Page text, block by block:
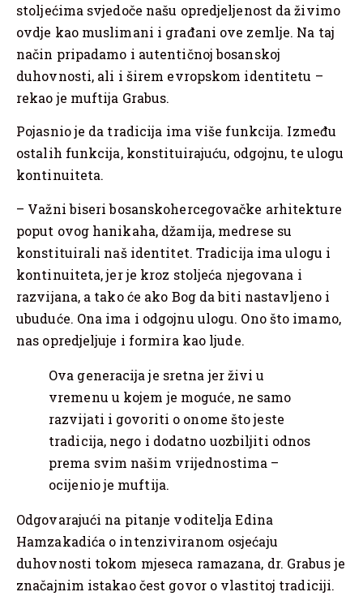
stoljećima svjedoče našu opredjeljenost da živimo
ovdje kao muslimani i građani ove zemlje. Na taj
način pripadamo i autentičnoj bosanskoj
duhovnosti, ali i širem evropskom identitetu –
rekao je muftija Grabus.
Pojasnio je da tradicija ima više funkcija. Između
ostalih funkcija, konstituirajuću, odgojnu, te ulogu
kontinuiteta.
– Važni biseri bosanskohercegovačke arhitekture
poput ovog hanikaha, džamija, medrese su
konstituirali naš identitet. Tradicija ima ulogu i
kontinuiteta, jer je kroz stoljeća njegovana i
razvijana, a tako će ako Bog da biti nastavljeno i
ubuduće. Ona ima i odgojnu ulogu. Ono što imamo,
nas opredjeljuje i formira kao ljude.
Ova generacija je sretna jer živi u
vremenu u kojem je moguće, ne samo
razvijati i govoriti o onome što jeste
tradicija, nego i dodatno uozbiljiti odnos
prema svim našim vrijednostima –
ocijenio je muftija.
Odgovarajući na pitanje voditelja Edina
Hamzakadića o intenziviranom osjećaju
duhovnosti tokom mjeseca ramazana, dr. Grabus je
značajnim istakao čest govor o vlastitoj tradiciji.